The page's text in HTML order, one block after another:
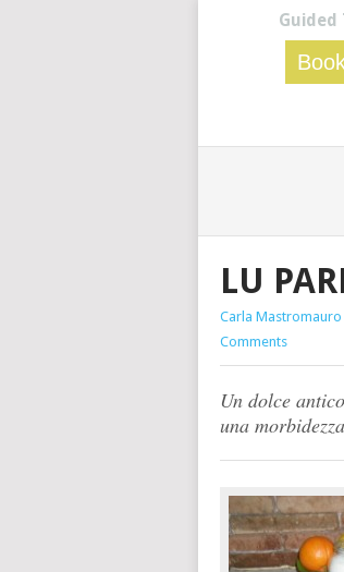
Guided
LU
Carla Mastromauro
Comments
Un dolce
una